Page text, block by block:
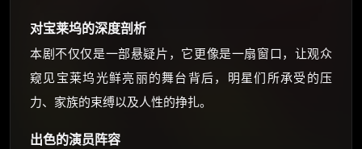
对宝莱坞的深度剖析
本剧不仅仅是一部悬疑片，它更像是一扇窗口，让观众
窥见宝莱坞光鲜亮丽的舞台背后，明星们所承受的压
力、家族的束缚以及人性的挣扎。
出色的演员阵容